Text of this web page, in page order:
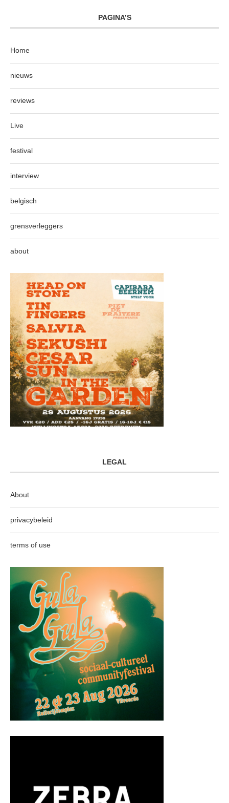
PAGINA’S
Home
nieuws
reviews
Live
festival
interview
belgisch
grensverleggers
about
LEGAL
About
privacybeleid
terms of use